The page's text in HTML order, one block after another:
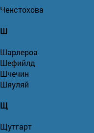
Ченстохова
Ш
Шарлероа
Шефийлд
Шчечин
Шяуляй
Щ
Щутгарт